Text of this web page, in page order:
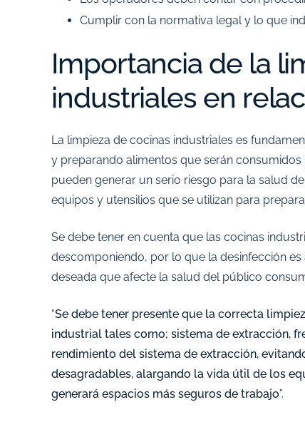
Cumplir con la normativa legal y lo que
Importancia de la
industriales en
La limpieza de cocinas industriales es
y preparando alimentos que serán
pueden generar un serio riesgo para la salud
equipos y utensilios que se utilizan para
Se debe tener en cuenta que las cocinas
descomponiendo, por lo que la desinfección
deseada que afecte la salud del público
“Se debe tener presente que la correcta
industrial tales como; sistema de extracción,
rendimiento del sistema de extracción,
desagradables, alargando la vida útil de los
generará espacios más seguros de trabajo”.